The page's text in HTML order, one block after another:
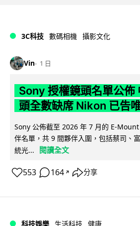
3C科技 數碼相機 攝影文化
Vin 1 日
Sony 授權鏡頭名單公佈
頭全數缺席 Nikon 已告
Sony 公佈截至 2026 年 7 月的 E-
伴名單，共 9 間夥伴入圍，包括蔡司、
統光...
閱讀全文
553 164 ↗ 分享
科技娛樂 生活科技 健康